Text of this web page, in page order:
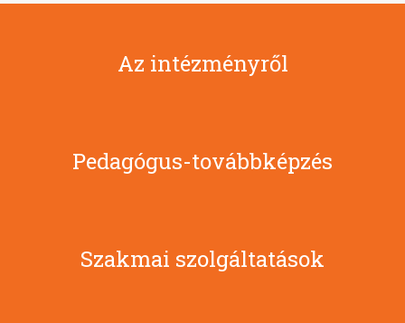
Az intézményről
Pedagógus-továbbképzés
Szakmai szolgáltatások